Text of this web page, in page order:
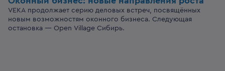
VEKA продолжает серию деловых встреч, посвящённых
новым возможностям оконного бизнеса. Следующая
остановка — Open Village Сибирь.